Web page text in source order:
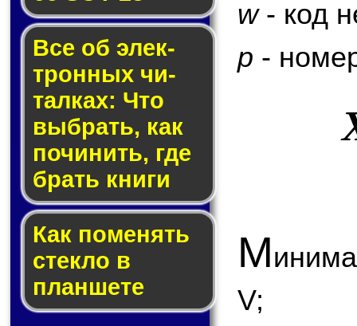
Все об элек­
трон­ных чи­
тал­ках: Что
выб­рать, как
по­чи­нить, где
брать кни­ги
Как по­ме­нять
стек­ло в
планшете
w- код
p -
М
V;